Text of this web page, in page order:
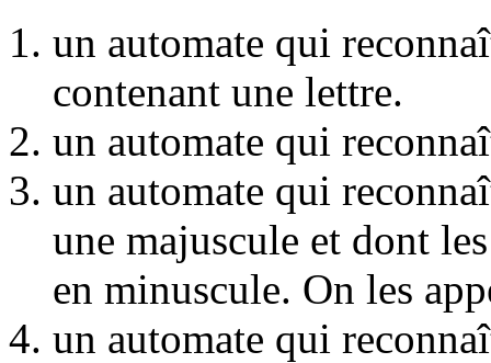
un automate qui
contenant une lettre.
un automate qui
un automate qui
une majuscule et dont
en minuscule. On les
un automate qui